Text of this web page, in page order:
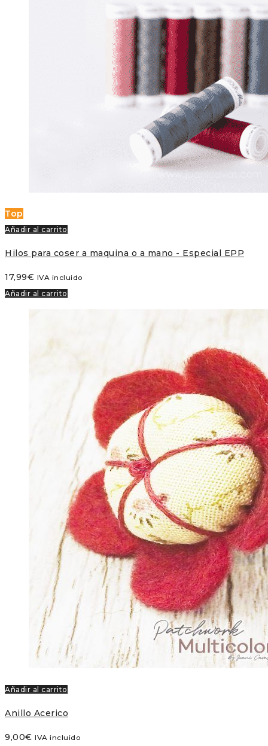
Top
Añadir al carrito
Hilos para coser a maquina o a mano - Especial EPP
17,99€ IVA incluido
Añadir al carrito
Añadir al carrito
Anillo Acerico
9,00€ IVA incluido